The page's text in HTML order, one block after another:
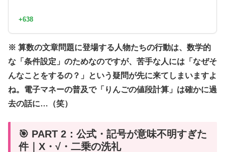
+638
※ 算数の文章問題に登場する人物たちの行動は、数学的
な「条件設定」のためなのですが、苦手な人には「なぜそ
んなことをするの？」という疑問が先に来てしまいますよ
ね。電子マネーの普及で「りんごの値段計算」は確かに過
去の話に…（笑）
🎯 PART 2：公式・記号が意味不明すぎた
件｜X・√・二乗の洗礼